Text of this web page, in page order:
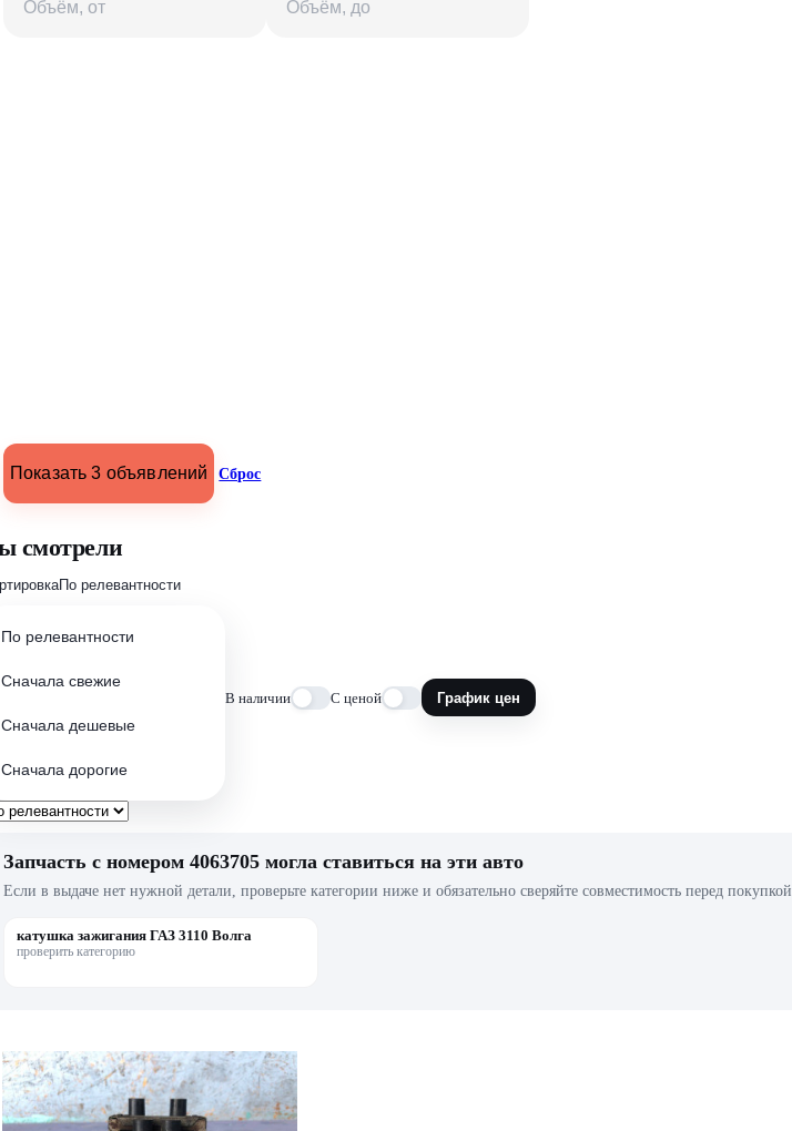
Показать 3 объявлений Сброс
смотрели
По релевантности
По релевантности
Сначала свежие
Сначала дешевые
Сначала дорогие
В наличии С ценой График цен
Запчасть с номером 4063705 могла ставиться на эти авто
Если в выдаче нет нужной детали, проверьте категории ниже и обязательно сверяйте совместимость перед покупкой.
катушка зажигания ГАЗ 3110 Волга
проверить категорию